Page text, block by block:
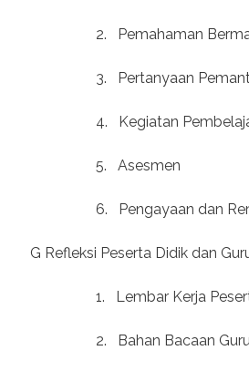
2. Pemahaman
3. Pertanyaan
4. Kegiatan
5. Asesmen
6. Pengayaan dan
G Refleksi Peserta Didik dan
1. Lembar Kerja
2. Bahan Bacaan